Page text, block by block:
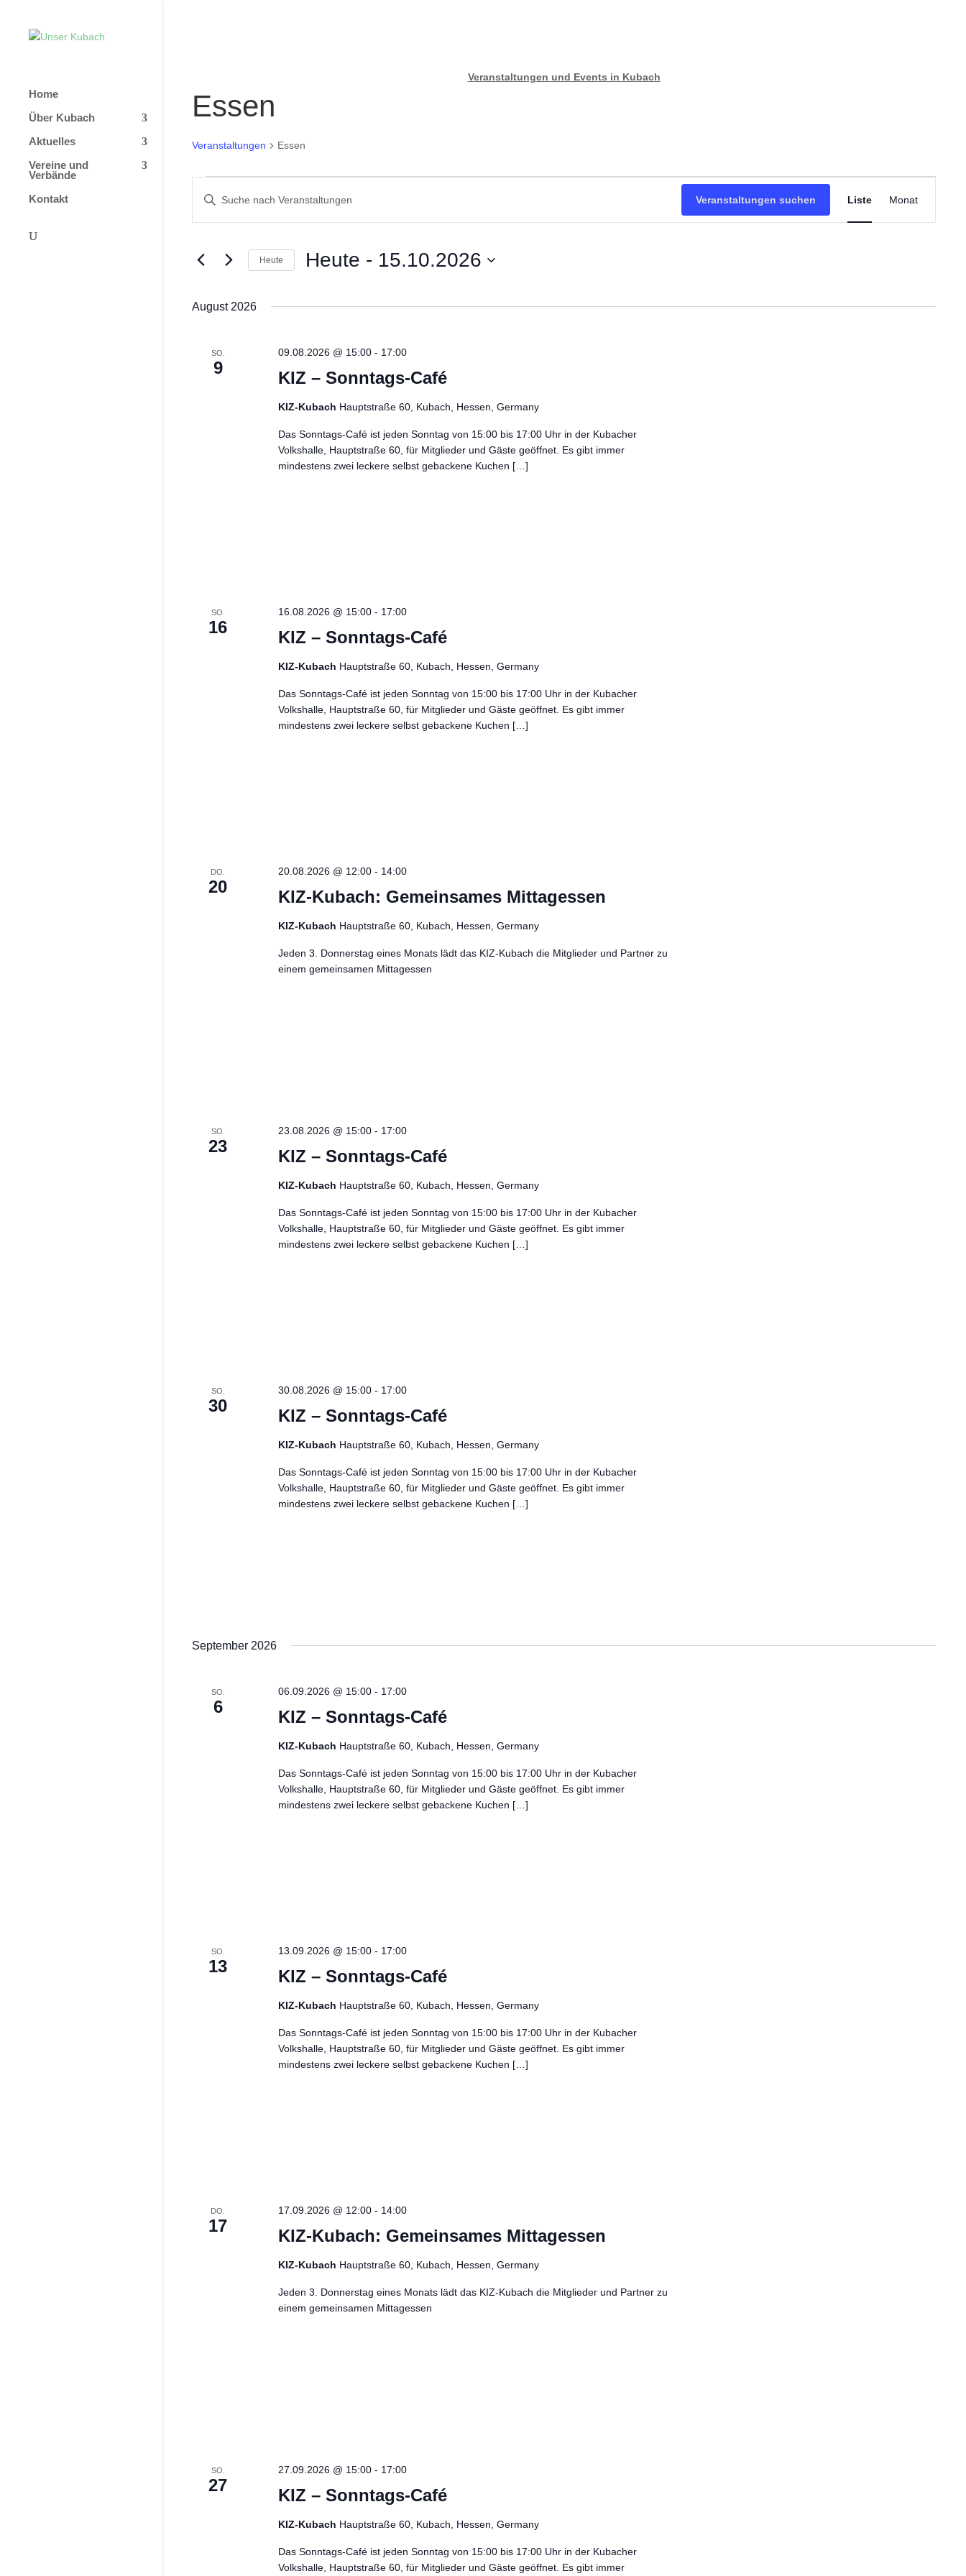
Home
Über Kubach
Aktuelles
Vereine und
Verbände
Kontakt
Veranstaltungen und Events in Kubach
Essen
Veranstaltungen Essen
Suche
und
Ansichten,
Navigation
Bitte
eingeben.
nach
Veranstaltungen suchen
Ansichten-
Navigation
Liste Monat
Heute Heute - 15.10.2026
August 2026
SO.
9
KIZ – Sonntags-Café
09.08.2026 @ 15:00 - 17:00
KIZ-Kubach Hauptstraße 60, Kubach, Hessen, Germany
Das Sonntags-Café ist jeden Sonntag von 15:00 bis 17:00 Uhr in der Kubacher
Volkshalle, Hauptstraße 60, für Mitglieder und Gäste geöffnet. Es gibt immer
mindestens zwei leckere selbst gebackene Kuchen […]
SO.
16
KIZ – Sonntags-Café
16.08.2026 @ 15:00 - 17:00
KIZ-Kubach Hauptstraße 60, Kubach, Hessen, Germany
Das Sonntags-Café ist jeden Sonntag von 15:00 bis 17:00 Uhr in der Kubacher
Volkshalle, Hauptstraße 60, für Mitglieder und Gäste geöffnet. Es gibt immer
mindestens zwei leckere selbst gebackene Kuchen […]
DO.
20
KIZ-Kubach: Gemeinsames Mittagessen
20.08.2026 @ 12:00 - 14:00
KIZ-Kubach Hauptstraße 60, Kubach, Hessen, Germany
Jeden 3. Donnerstag eines Monats lädt das KIZ-Kubach die Mitglieder und Partner zu
einem gemeinsamen Mittagessen
SO.
23
KIZ – Sonntags-Café
23.08.2026 @ 15:00 - 17:00
KIZ-Kubach Hauptstraße 60, Kubach, Hessen, Germany
Das Sonntags-Café ist jeden Sonntag von 15:00 bis 17:00 Uhr in der Kubacher
Volkshalle, Hauptstraße 60, für Mitglieder und Gäste geöffnet. Es gibt immer
mindestens zwei leckere selbst gebackene Kuchen […]
SO.
30
KIZ – Sonntags-Café
30.08.2026 @ 15:00 - 17:00
KIZ-Kubach Hauptstraße 60, Kubach, Hessen, Germany
Das Sonntags-Café ist jeden Sonntag von 15:00 bis 17:00 Uhr in der Kubacher
Volkshalle, Hauptstraße 60, für Mitglieder und Gäste geöffnet. Es gibt immer
mindestens zwei leckere selbst gebackene Kuchen […]
September 2026
SO.
6
KIZ – Sonntags-Café
06.09.2026 @ 15:00 - 17:00
KIZ-Kubach Hauptstraße 60, Kubach, Hessen, Germany
Das Sonntags-Café ist jeden Sonntag von 15:00 bis 17:00 Uhr in der Kubacher
Volkshalle, Hauptstraße 60, für Mitglieder und Gäste geöffnet. Es gibt immer
mindestens zwei leckere selbst gebackene Kuchen […]
SO.
13
KIZ – Sonntags-Café
13.09.2026 @ 15:00 - 17:00
KIZ-Kubach Hauptstraße 60, Kubach, Hessen, Germany
Das Sonntags-Café ist jeden Sonntag von 15:00 bis 17:00 Uhr in der Kubacher
Volkshalle, Hauptstraße 60, für Mitglieder und Gäste geöffnet. Es gibt immer
mindestens zwei leckere selbst gebackene Kuchen […]
DO.
17
KIZ-Kubach: Gemeinsames Mittagessen
17.09.2026 @ 12:00 - 14:00
KIZ-Kubach Hauptstraße 60, Kubach, Hessen, Germany
Jeden 3. Donnerstag eines Monats lädt das KIZ-Kubach die Mitglieder und Partner zu
einem gemeinsamen Mittagessen
SO.
27
KIZ – Sonntags-Café
27.09.2026 @ 15:00 - 17:00
KIZ-Kubach Hauptstraße 60, Kubach, Hessen, Germany
Das Sonntags-Café ist jeden Sonntag von 15:00 bis 17:00 Uhr in der Kubacher
Volkshalle, Hauptstraße 60, für Mitglieder und Gäste geöffnet. Es gibt immer